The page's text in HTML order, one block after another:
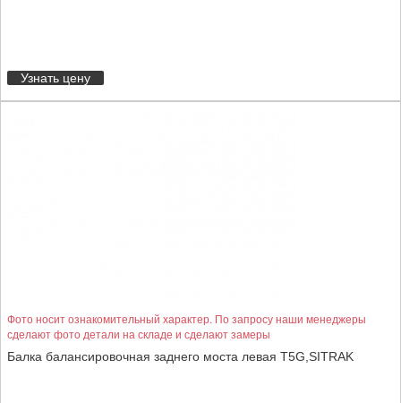
Узнать цену
Фото носит ознакомительный характер. По запросу наши менеджеры
сделают фото детали на складе и сделают замеры
Балка балансировочная заднего моста левая T5G,SITRAK